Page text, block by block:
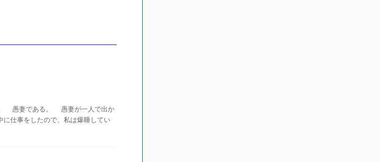
愚妻である。 愚妻が一人で出か
仕事をしたので、私は爆睡してい